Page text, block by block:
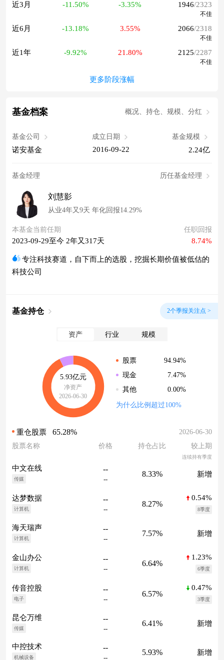
近3月 -11.50% -3.35% 1946/2323
不佳
近6月 -13.18% 3.55% 2066/2318
不佳
近1年 -9.92% 21.80% 2125/2287
不佳
更多阶段涨幅
基金档案 概况、持仓、规模、分红
基金公司
诺安基金
成立日期
2016-09-22
基金规模
2.24亿
基金经理 历任基金经理
刘慧影
从业4年又9天 年化回报14.29%
本基金当前任期
2023-09-29至今 2年又317天
任职回报
8.74%
专注科技赛道，自下而上的选股，挖掘长期价值被低估的
科技公司
基金持仓 2个季报关注点 >
资产 行业 规模
5.93亿元
净资产
2026-06-30
股票
94.94%
现金
7.47%
其他
0.00%
为什么比例超过100%
重仓股票 65.28%
2026-06-30
股票名称
价格 持仓占比 较上期
连续持有季度
中文在线
传媒
--
--
8.33% 新增
达梦数据
计算机
--
--
8.27%
0.54%
8季度
海天瑞声
计算机
--
--
7.57% 新增
金山办公
计算机
--
--
6.64%
1.23%
6季度
传音控股
电子
--
--
6.57%
0.47%
3季度
昆仑万维
传媒
--
--
6.41% 新增
中控技术
机械设备
--
--
5.93% 新增